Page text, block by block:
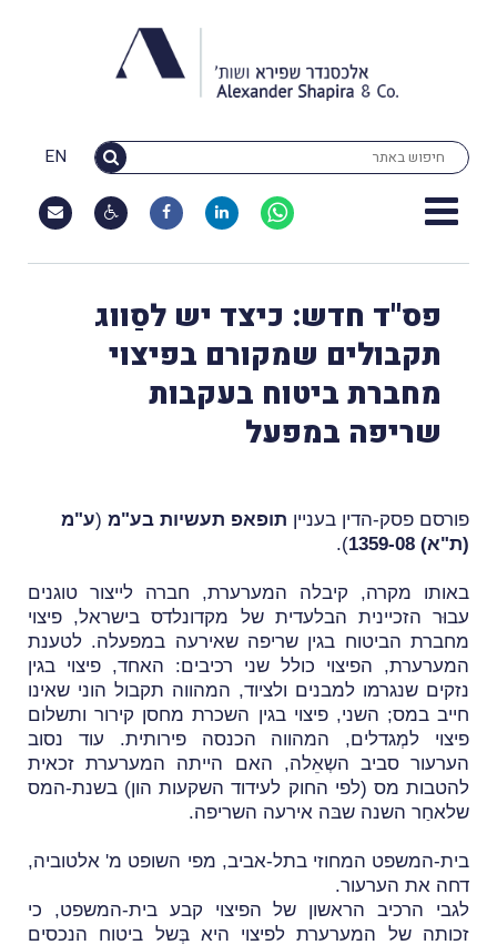
EN
פס''ד חדש: כיצד יש לסַווג
תקבולים שמקורם בפיצוי
מחברת ביטוח בעקבות
שריפה במפעל
פורסם פסק-הדין בעניין תופאפ תעשיות בע"מ (ע"מ
(ת"א) 1359-08
).
באותו מקרה, קיבלה המערערת, חברה לייצור טוגנים
עבוּר הזכיינית הבלעדית של מקדונלדס בישראל, פיצוי
מחברת הביטוח בגין שריפה שאירעה במפעלה. לטענת
המערערת, הפיצוי כולל שני רכיבים: האחד, פיצוי בגין
נזקים שנגרמו למבנים ולציוד, המהווה תקבול הוני שאינו
חייב במס; השני, פיצוי בגין השכרת מחסן קירור ותשלום
פיצוי למְגדלים, המהווה הכנסה פירותית. עוד נסוב
הערעור סביב השְאֵלה, האם הייתה המערערת זכאית
להטבות מס (לפי החוק לעידוד השקעות הון) בשנת-המס
שלאחַר השנה שבּה אירעה השריפה.
בית-המשפט המחוזי בתל-אביב, מפי השופט מ' אלטוביה,
דחה את הערעור.
לגבי הרכיב הראשון של הפיצוי קבע בית-המשפט, כי
זכותה של המערערת לפיצוי היא בְּשל ביטוח הנכסים